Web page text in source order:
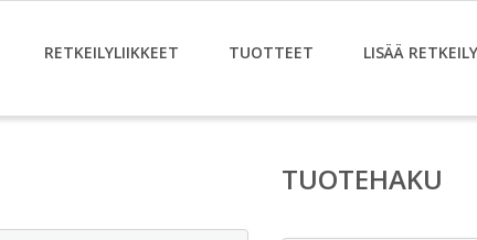
RETKEILYLIIKKEET TUOTTEET LISÄÄ
TUOTEHAKU